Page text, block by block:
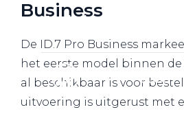
Werkplaatsafspraak
Business
De ID.7 Pro Business
het eerste model binnen de
al beschikbaar is voor
uitvoering is uitgerust met